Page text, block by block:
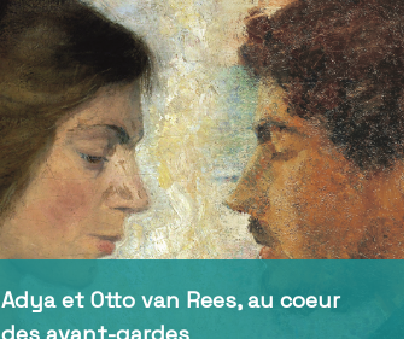
Adya et Otto van Rees, au coeur